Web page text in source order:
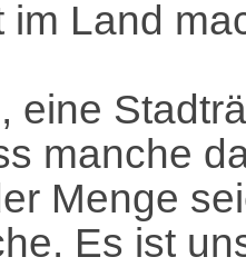
Land
eine
manche
Menge
Es ist